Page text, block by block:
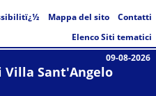
Contatti
Mappa del sito
Elenco Siti tematici
Villa Sant'Angelo
09-08-2026